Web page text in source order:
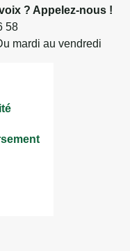
? Appelez-nous !
58
mardi au vendredi